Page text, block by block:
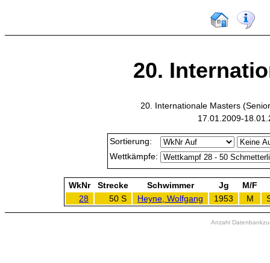
20.
20. Internationale Masters
17.01.2009-
Sortierung:
Wettkämpfe:
WkNr Strecke Schwimmer Jg
M/F
28
50 S Heyne, Wolfgang 1953 M
Anzahl